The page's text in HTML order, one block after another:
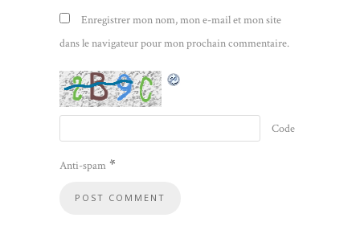
Enregistrer mon nom, mon e-mail et mon site
dans le navigateur pour mon prochain commentaire.
Code
Anti-spam *